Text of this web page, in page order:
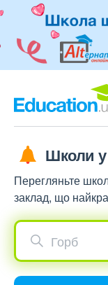
Школи у
Перегляньте
заклад, що
Горб